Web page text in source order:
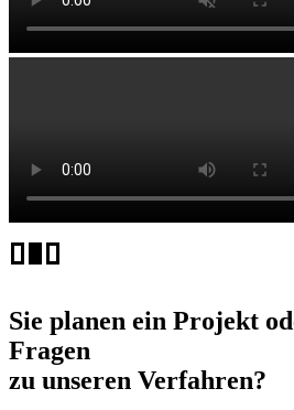
Sie planen ein Projekt
Fragen
zu unseren Verfahren?